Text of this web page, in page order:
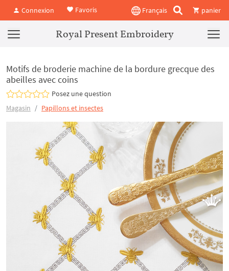
Connexion Favoris Français panier
Royal Present Embroidery
Motifs de broderie machine de la bordure grecque des
abeilles avec coins
Posez une question
Magasin
Papillons et insectes